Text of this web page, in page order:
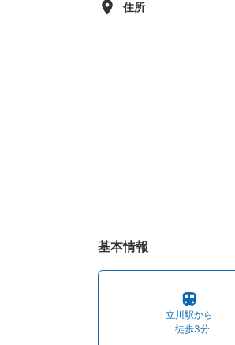
住所
基本情報
立川駅から
徒歩3分